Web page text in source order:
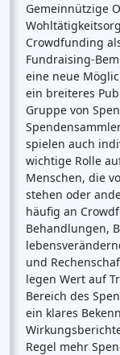
Gemeinnützige
Crowdfunding
Fundraising-
eine neue
ein breiteres
Gruppe von
spielen auch
wichtige Rolle
Menschen, die
stehen oder
häufig an
Behandlungen,
und
legen Wert auf
Bereich des
ein klares
Regel mehr